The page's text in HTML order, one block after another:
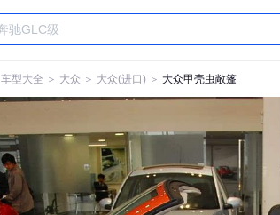
车型大全 ＞ 大众 ＞ 大众(进口) ＞ 大众甲壳虫敞篷